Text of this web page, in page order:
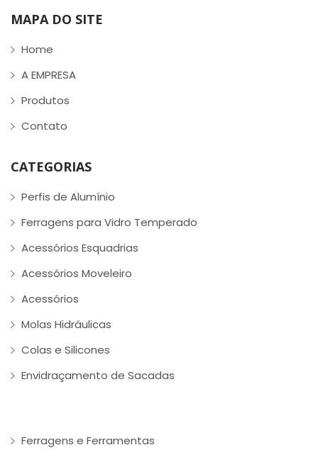
MAPA DO SITE
Home
A EMPRESA
Produtos
Contato
CATEGORIAS
Perfis de Alumínio
Ferragens para Vidro Temperado
Acessórios Esquadrias
Acessórios Moveleiro
Acessórios
Molas Hidráulicas
Colas e Silicones
Envidraçamento de Sacadas
Ferragens e Ferramentas